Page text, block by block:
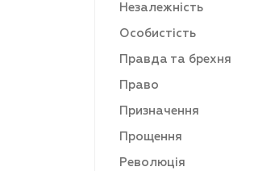
Незалежність
Особистість
Правда та брехня
Право
Призначення
Прощення
Революція